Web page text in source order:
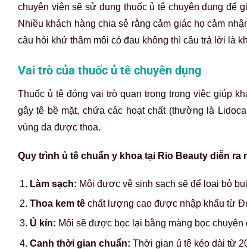
chuyên viên sẽ sử dụng thuốc ủ tê chuyên dụng để
Nhiều khách hàng chia sẻ rằng cảm giác họ cảm
câu hỏi khử thâm môi có đau không thì câu trả lời là
Vai trò của thuốc ủ tê chuyên dụng
Thuốc ủ tê đóng vai trò quan trọng trong việc giúp
gây tê bề mặt, chứa các hoạt chất (thường là
vùng da được thoa.
Quy trình ủ tê chuẩn y khoa tại Rio Beauty diễn ra
Làm sạch: Môi được vệ sinh sạch sẽ để loại bỏ
Thoa kem tê chất lượng cao được nhập khẩu từ
Ủ kín: Môi sẽ được bọc lại bằng màng bọc
Canh thời gian chuẩn: Thời gian ủ tê kéo dài từ